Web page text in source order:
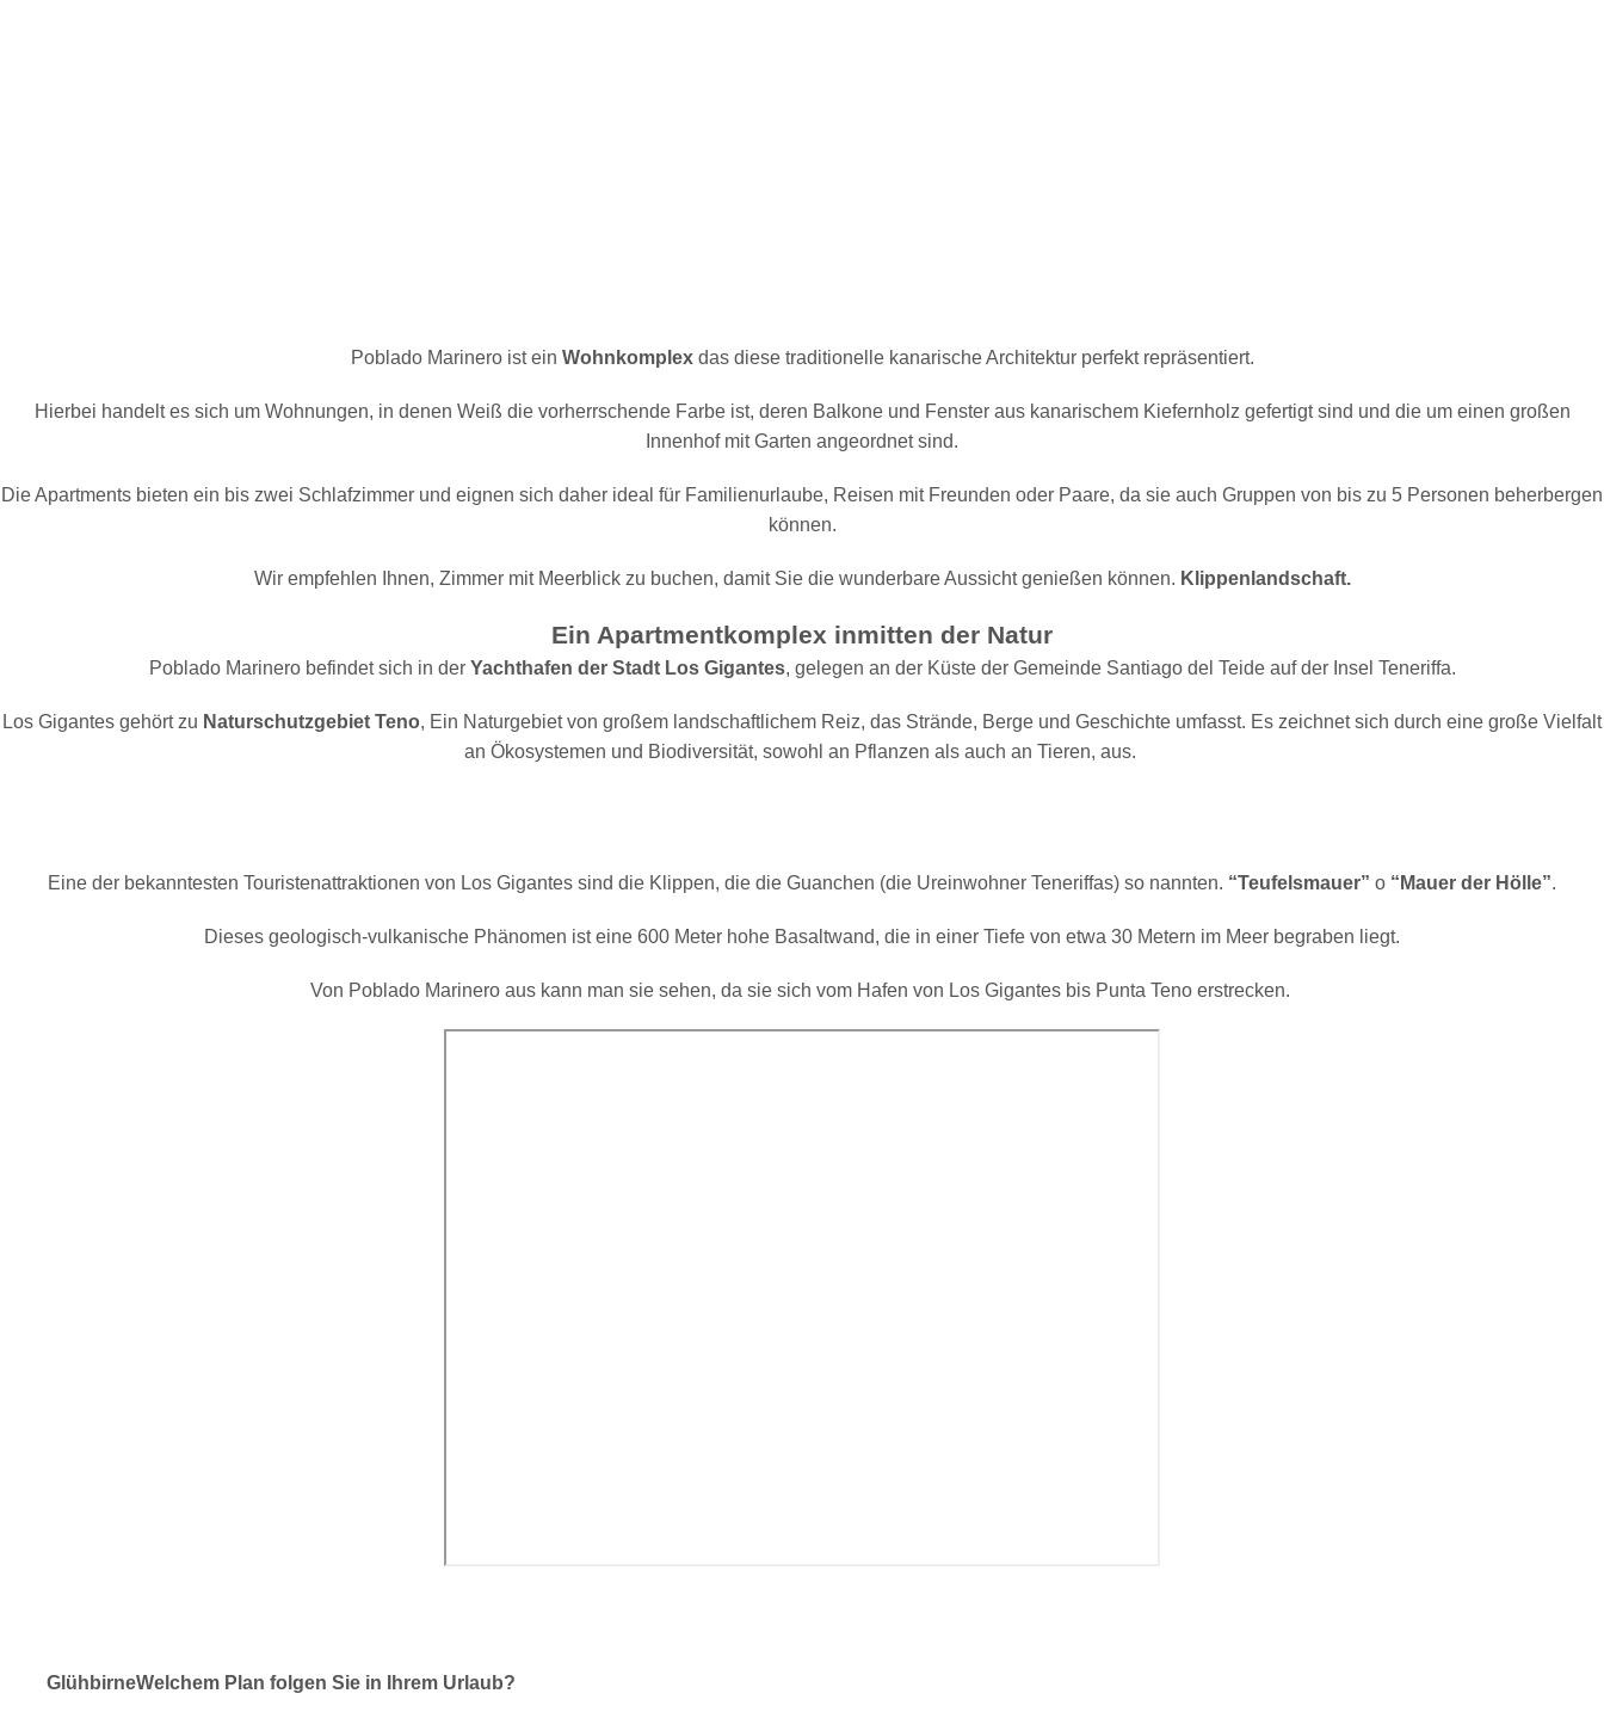
Poblado Marinero ist ein Wohnkomplexdas diese traditionelle kanarische Architektur perfekt repräsentiert.
Hierbei handelt es sich um Wohnungen, in denen Weiß die vorherrschende Farbe ist, deren Balkone und Fenster aus kanarischem Kiefernholz gefertigt sind und die um einen großen
Innenhof mit Garten angeordnet sind.
Die Apartments bieten ein bis zwei Schlafzimmer und eignen sich daher ideal für Familienurlaube, Reisen mit Freunden oder Paare, da sie auch Gruppen von bis zu 5 Personen beherbergen
können.
Wir empfehlen Ihnen, Zimmer mit Meerblick zu buchen, damit Sie die wunderbare Aussicht genießen können. Klippenlandschaft.
Ein Apartmentkomplex inmitten der Natur
Poblado Marinero befindet sich in der Yachthafen der Stadt Los Gigantes, gelegen an der Küste der Gemeinde Santiago del Teide auf der Insel Teneriffa.
Los Gigantes gehört zu Naturschutzgebiet Teno, Ein Naturgebiet von großem landschaftlichem Reiz, das Strände, Berge und Geschichte umfasst. Es zeichnet sich durch eine große Vielfalt
an Ökosystemen und Biodiversität, sowohl an Pflanzen als auch an Tieren, aus.
Eine der bekanntesten Touristenattraktionen von Los Gigantes sind die Klippen, die die Guanchen (die Ureinwohner Teneriffas) so nannten. “Teufelsmauer” o “Mauer der Hölle”.
Dieses geologisch-vulkanische Phänomen ist eine 600 Meter hohe Basaltwand, die in einer Tiefe von etwa 30 Metern im Meer begraben liegt.
Von Poblado Marinero aus kann man sie sehen, da sie sich vom Hafen von Los Gigantes bis Punta Teno erstrecken.
GlühbirneWelchem Plan folgen Sie in Ihrem Urlaub?